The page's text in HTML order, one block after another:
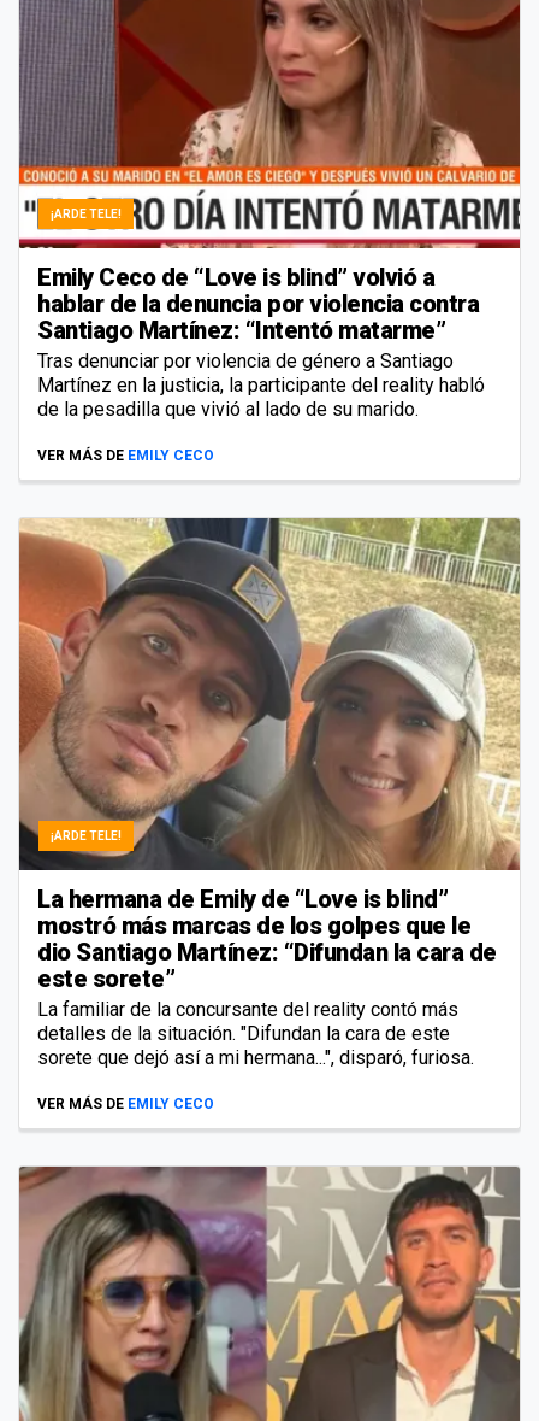
¡ARDE TELE!
Emily Ceco de “Love is blind” volvió a
hablar de la denuncia por violencia contra
Santiago Martínez: “Intentó matarme”
Tras denunciar por violencia de género a Santiago
Martínez en la justicia, la participante del reality habló
de la pesadilla que vivió al lado de su marido.
VER MÁS DE EMILY CECO
¡ARDE TELE!
La hermana de Emily de “Love is blind”
mostró más marcas de los golpes que le
dio Santiago Martínez: “Difundan la cara de
este sorete”
La familiar de la concursante del reality contó más
detalles de la situación. "Difundan la cara de este
sorete que dejó así a mi hermana...", disparó, furiosa.
VER MÁS DE EMILY CECO